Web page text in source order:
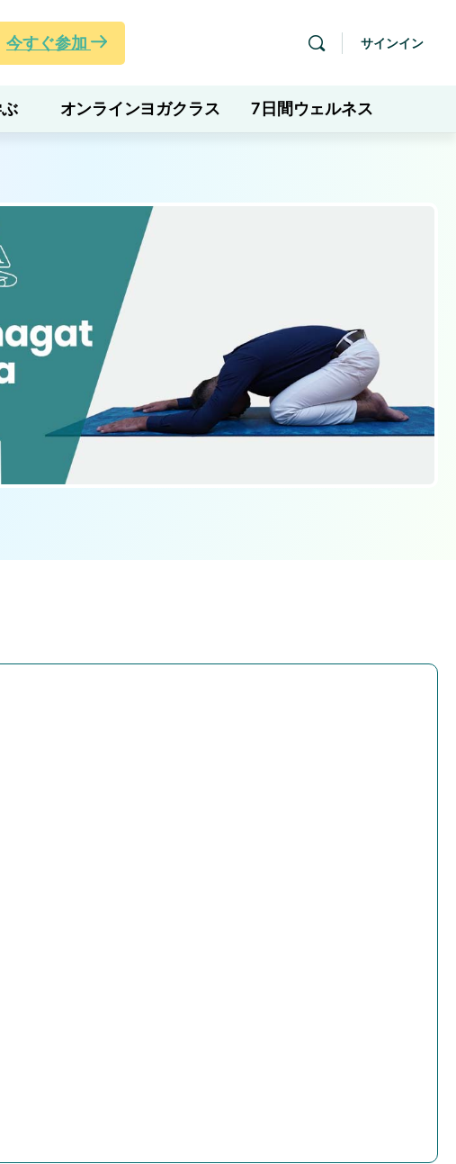
今すぐ参加 サインイン
オンラインヨガクラス 7日間ウェルネス